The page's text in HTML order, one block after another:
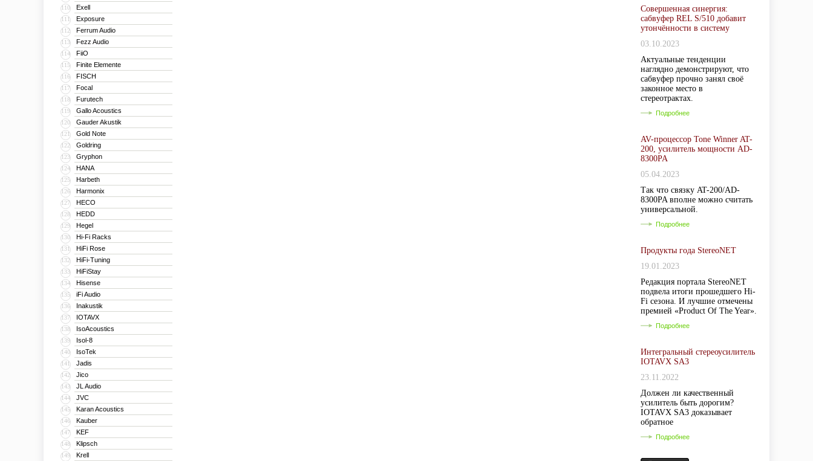
110 Exell
111 Exposure
112 Ferrum Audio
113 Fezz Audio
114 FiiO
115 Finite Elemente
116 FISCH
117 Focal
118 Furutech
119 Gallo Acoustics
120 Gauder Akustik
121 Gold Note
122 Goldring
123 Gryphon
124 HANA
125 Harbeth
126 Harmonix
127 HECO
128 HEDD
129 Hegel
130 Hi-Fi Racks
131 HiFi Rose
132 HiFi-Tuning
133 HiFiStay
134 Hisense
135 iFi Audio
136 Inakustik
137 IOTAVX
138 IsoAcoustics
139 Isol-8
140 IsoTek
141 Jadis
142 Jico
143 JL Audio
144 JVC
145 Karan Acoustics
146 Kauber
147 KEF
148 Klipsch
149 Krell
Совершенная синергия:
сабвуфер REL S/510 добавит
утончённости в систему
03.10.2023
Актуальные тенденции
наглядно демонстрируют, что
сабвуфер прочно занял своё
законное место в
стереотрактах.
Подробнее
AV-процессор Tone Winner AT-
200, усилитель мощности AD-
8300PA
05.04.2023
Так что связку AT-200/AD-
8300PA вполне можно считать
универсальной.
Подробнее
Продукты года StereoNET
19.01.2023
Редакция портала StereoNET
подвела итоги прошедшего Hi-
Fi сезона. И лучшие отмечены
премией «Product Of The Year».
Подробнее
Интегральный стереоусилитель
IOTAVX SA3
23.11.2022
Должен ли качественный
усилитель быть дорогим?
IOTAVX SA3 доказывает
обратное
Подробнее